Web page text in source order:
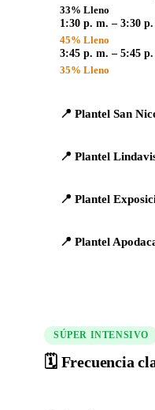
33% Lleno
1:30 p. m. – 3:30
45% Lleno
3:45 p. m. – 5:45
35% Lleno
📍 Plantel San
📍 Plantel
📍 Plantel
📍 Plantel
SÚPER INTENSIVO
🗓️ Frecuencia